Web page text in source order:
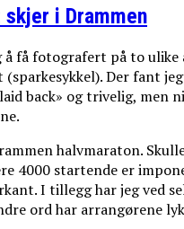
skjer i Drammen
å få fotografert på to
Der fant
back» og trivelig, men
halvmaraton.
4000 startende er
I tillegg har jeg ved
ord har arrangørene